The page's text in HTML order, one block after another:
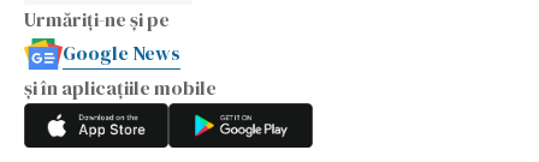
Urmăriți-ne și pe
Google News
și în aplicațiile mobile